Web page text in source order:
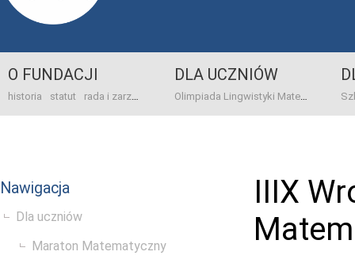
O FUNDACJI
historia statut rada i zarząd dane bankowo-adresowe kontakt
DLA UCZNIÓW
Olimpiada Lingwistyki Matematycznej
Nawigacja
Dla uczniów
Maraton Matematyczny
IIIX